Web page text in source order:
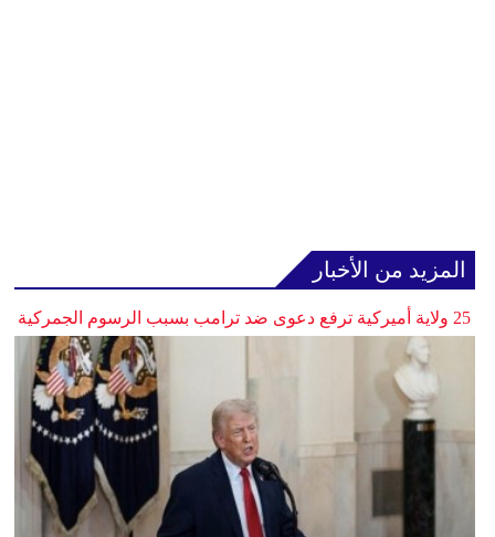
المزيد من الأخبار
25 ولاية أميركية ترفع دعوى ضد ترامب بسبب الرسوم الجمركية